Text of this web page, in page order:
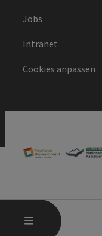
MENÜ
Jobs
Intranet
Cookies anpassen